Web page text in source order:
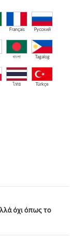
Français Русский
বাংলা Tagalog
ไทย Türkçe
όχι όπως το